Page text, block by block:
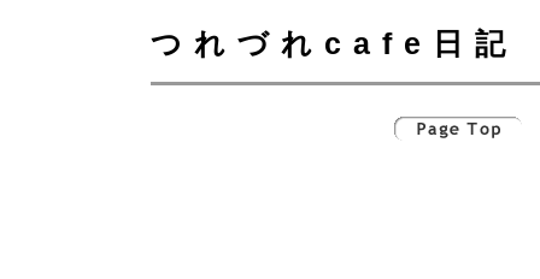
つれづれcafe日記